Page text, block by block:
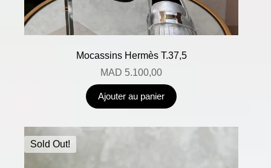
Mocassins Hermès T.37,5
MAD 5.100,00
Ajouter au panier
Sold Out!